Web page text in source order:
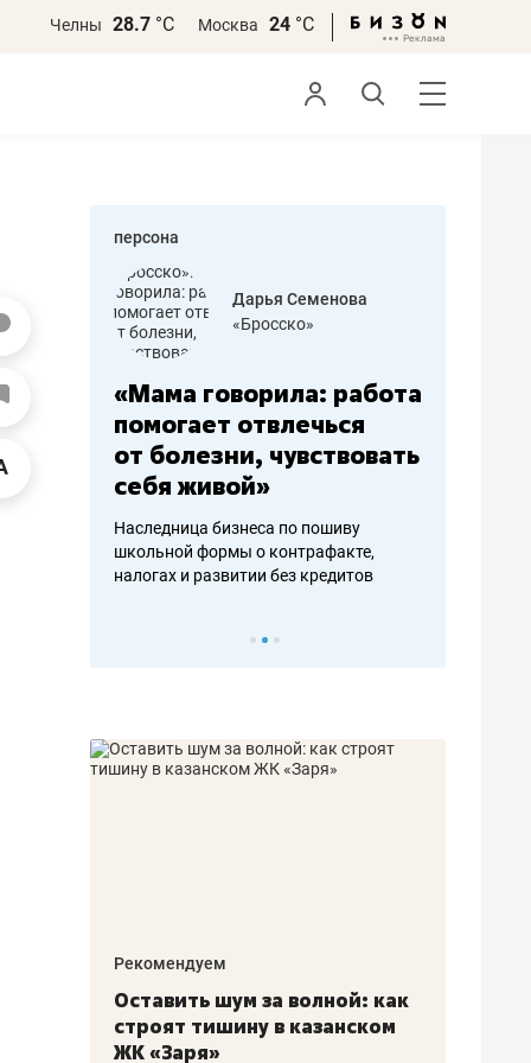
Челны 28.7 °С Москва 24 °С
персона
Дарья Семенова
«Бросско»
«Мама говорила: работа
помогает отвлечься
от болезни, чувствовать
себя живой»
Наследница бизнеса по пошиву
школьной формы о контрафакте,
налогах и развитии без кредитов
Рекомендуем
Оставить шум за волной: как
строят тишину в казанском
ЖК «Заря»